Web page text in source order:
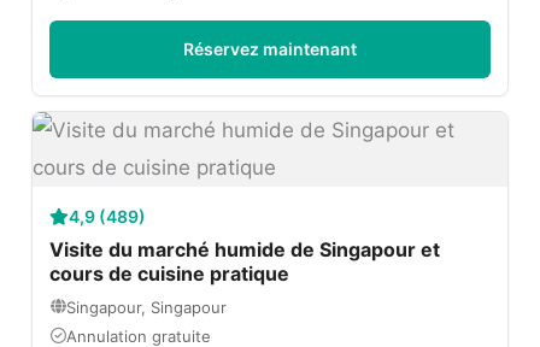
Réservez maintenant
4,9 (489)
Visite du marché humide de Singapour et
cours de cuisine pratique
Singapour, Singapour
Annulation gratuite